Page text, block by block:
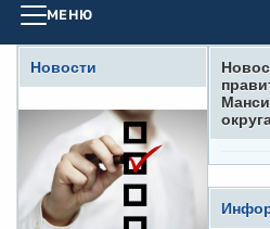
МЕНЮ
Новости